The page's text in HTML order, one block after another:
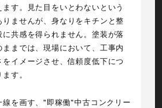
す。見た目をいとわないという
ませんが、身なりをキチンと整
共感を得られません。塗装が落
までは、現場において、工事内
イメージさせ、信頼度低下につ
す。
を画す、"即稼働"中古コンクリー